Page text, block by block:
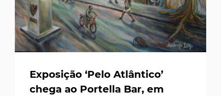
Exposição ‘Pelo Atlântico’
chega ao Portella Bar, em